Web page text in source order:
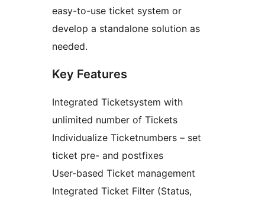
easy-to-use ticket system or
develop a standalone solution as
needed.
Key Features
Integrated Ticketsystem with
unlimited number of Tickets
Individualize Ticketnumbers – set
ticket pre- and postfixes
User-based Ticket management
Integrated Ticket Filter (Status,